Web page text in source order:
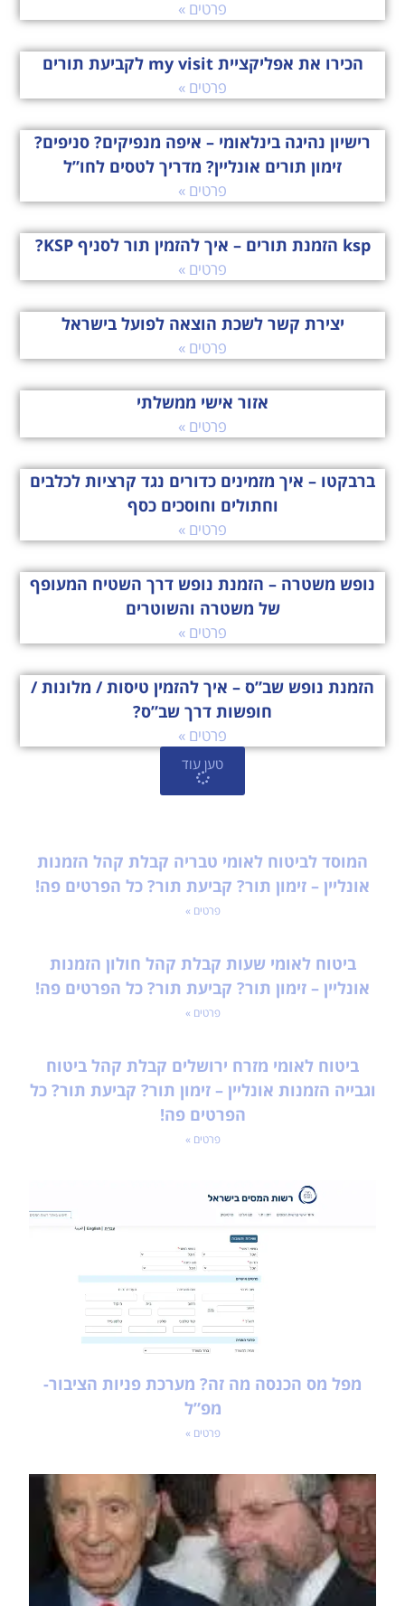
פרטים »
הכירו את אפליקציית my visit לקביעת תורים
פרטים »
רישיון נהיגה בינלאומי – איפה מנפיקים? סניפים?
זימון תורים אונליין? מדריך לטסים לחו”ל
פרטים »
ksp הזמנת תורים – איך להזמין תור לסניף KSP?
פרטים »
יצירת קשר לשכת הוצאה לפועל בישראל
פרטים »
אזור אישי ממשלתי
פרטים »
ברבקטו – איך מזמינים כדורים נגד קרציות לכלבים
וחתולים וחוסכים כסף
פרטים »
נופש משטרה – הזמנת נופש דרך השטיח המעופף
של משטרה והשוטרים
פרטים »
הזמנת נופש שב”ס – איך להזמין טיסות / מלונות /
חופשות דרך שב”ס?
פרטים »
טען עוד
המוסד לביטוח לאומי טבריה קבלת קהל הזמנות
אונליין – זימון תור? קביעת תור? כל הפרטים פה!
פרטים »
ביטוח לאומי שעות קבלת קהל חולון הזמנות
אונליין – זימון תור? קביעת תור? כל הפרטים פה!
פרטים »
ביטוח לאומי מזרח ירושלים קבלת קהל ביטוח
וגבייה הזמנות אונליין – זימון תור? קביעת תור? כל
הפרטים פה!
פרטים »
מפל מס הכנסה מה זה? מערכת פניות הציבור-
מפ”ל
פרטים »